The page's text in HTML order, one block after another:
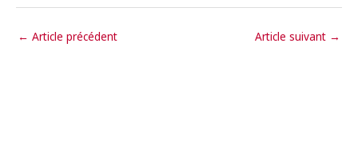
← Article précédent Article suivant →